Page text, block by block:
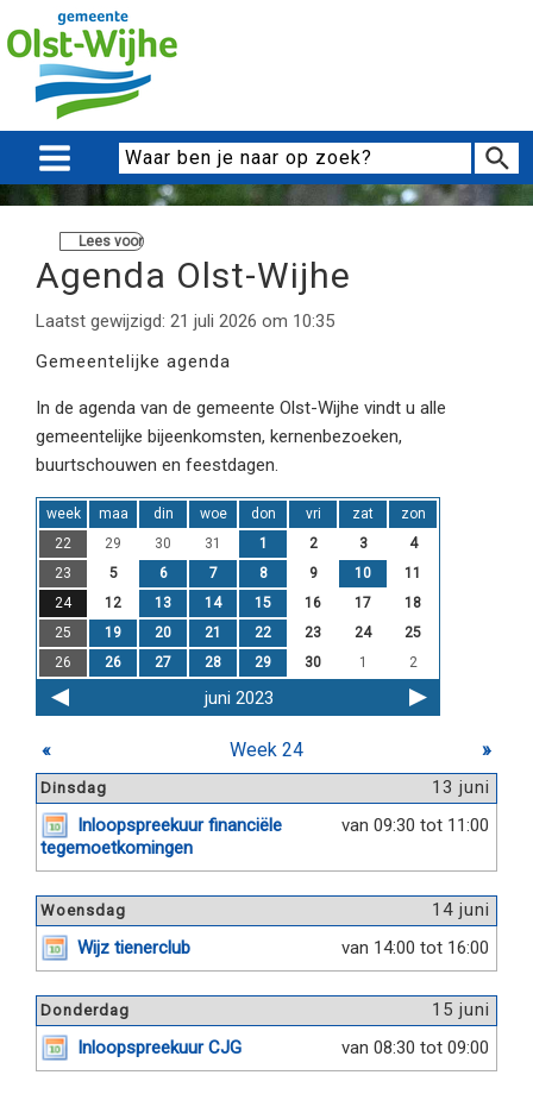
Lees voor
Agenda Olst-Wijhe
Laatst gewijzigd: 21 juli 2026 om 10:35
Gemeentelijke agenda
In de agenda van de gemeente Olst-Wijhe vindt u alle
gemeentelijke bijeenkomsten, kernenbezoeken,
buurtschouwen en feestdagen.
week maa din woe don vri zat
zon
22
29 30 31 1 2 3
4
23
5 6 7 8 9 10
11
24
12 13 14 15 16 17
18
25
19 20 21 22 23 24
25
26
26 27 28 29 30 1 2
juni 2023
« Week 24 »
13 juni
Dinsdag
van 09:30 tot 11:00
Inloopspreekuur financiële
tegemoetkomingen
14 juni
Woensdag
van 14:00 tot 16:00
Wijz tienerclub
15 juni
Donderdag
van 08:30 tot 09:00
Inloopspreekuur CJG